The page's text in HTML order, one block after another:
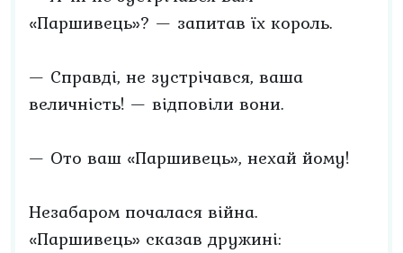
«Паршивець»? — запитав їх король.
— Справді, не зустрічався, ваша
величність! — відповіли вони.
— Ото ваш «Паршивець», нехай йому!
Незабаром почалася війна.
«Паршивець» сказав дружині: